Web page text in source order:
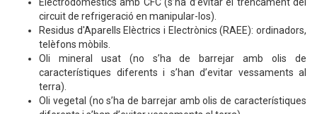
circuit de refrigeració en manipular-los).
Residus d'Aparells Elèctrics i Electrònics (RAEE): ordinadors,
telèfons mòbils.
Oli mineral usat (no s’ha de barrejar amb olis de
característiques diferents i s’han d’evitar vessaments al
terra).
Oli vegetal (no s’ha de barrejar amb olis de característiques